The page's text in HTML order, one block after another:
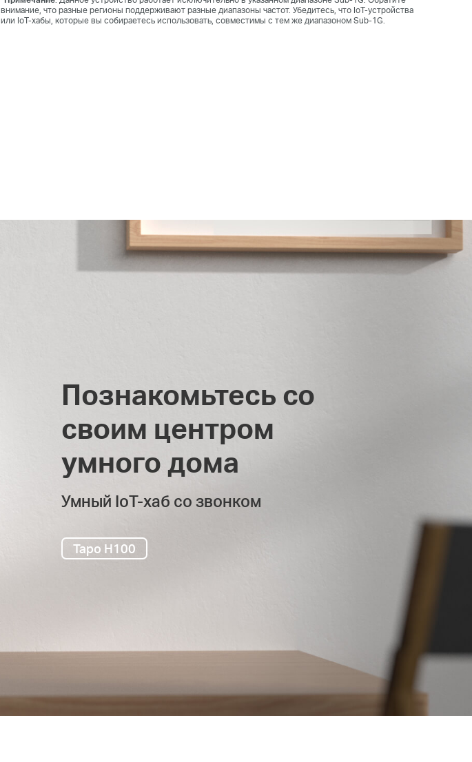
внимание, что разные регионы поддерживают разные диапазоны частот. Убедитесь, что IoT-устройства
или IoT-хабы, которые вы собираетесь использовать, совместимы с тем же диапазоном Sub-1G.
Познакомьтесь со
своим центром
умного дома
Умный IoT-хаб со звонком
Tapo H100